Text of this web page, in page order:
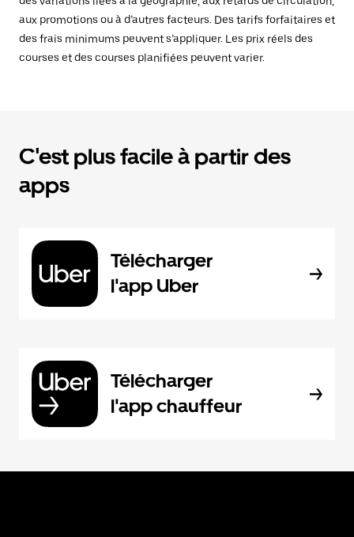
aux promotions ou à d’autres facteurs. Des tarifs forfaitaires et
des frais minimums peuvent s’appliquer. Les prix réels des
courses et des courses planifiées peuvent varier.
C'est plus facile à partir des
apps
Télécharger
l'app Uber
Télécharger
l'app chauffeur